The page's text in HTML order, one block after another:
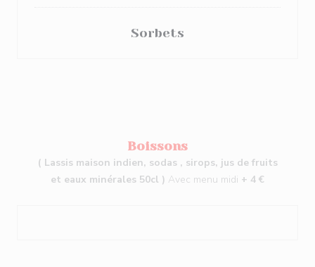
Sorbets
Boissons
( Lassis maison indien, sodas , sirops, jus de fruits
et eaux minérales 50cl ) Avec menu midi + 4 €